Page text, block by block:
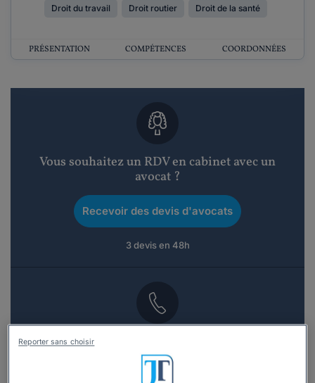
Droit du travail Droit routier Droit de la santé
PRÉSENTATION COMPÉTENCES COORDONNÉES
Vous souhaitez un RDV en cabinet avec un
avocat ?
Recevoir des devis d'avocats
3 devis en 48h
Vous souhaitez une consultation par
téléphone ?
Reporter sans choisir